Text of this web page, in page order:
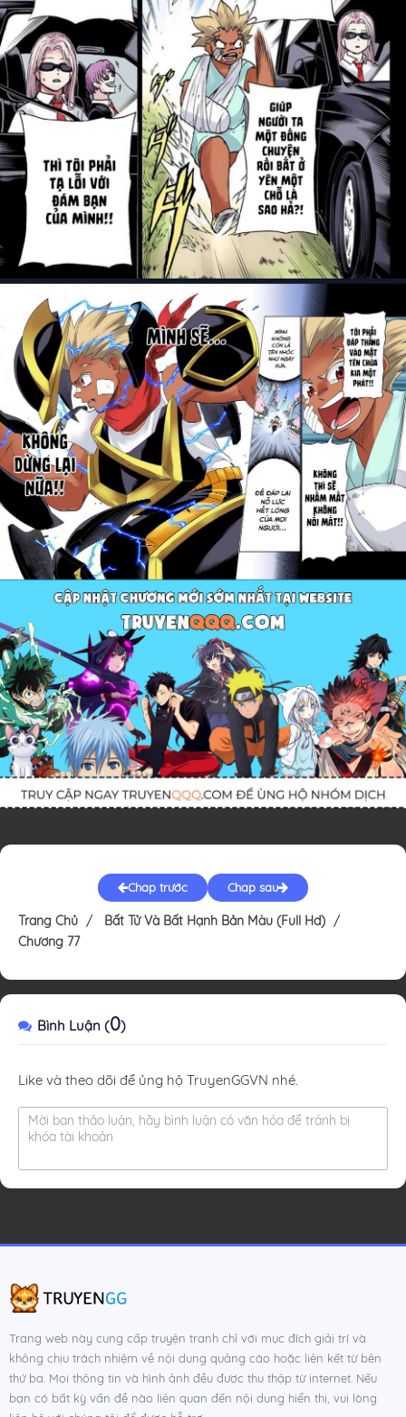
Chap trước Chap sau
Trang Chủ
Bất Tử Và Bất Hạnh Bản Màu (Full Hd)
Chương 77
Bình Luận (0)
Like và theo dõi để ủng hộ TruyenGGVN nhé.
Mời bạn thảo luận, hãy bình luận có văn hóa để tránh bị
khóa tài khoản
Trang web này cung cấp truyện tranh chỉ với mục đích giải trí và
không chịu trách nhiệm về nội dung quảng cáo hoặc liên kết từ bên
thứ ba. Mọi thông tin và hình ảnh đều được thu thập từ internet. Nếu
bạn có bất kỳ vấn đề nào liên quan đến nội dung hiển thị, vui lòng